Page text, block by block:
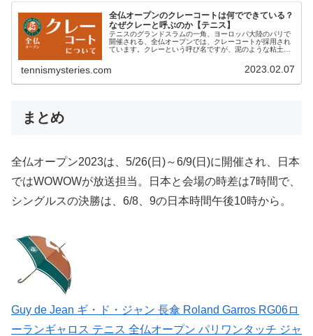
全仏オープンのクレーコートは何でできている？
なぜクレーと呼ぶのか【テニス】
テニスのグランドスラムの一角、ヨーロッパ大陸のパリで
開催される、全仏オープンでは、クレーコートが採用され
ています。クレーという呼び名ですが、泥のような粘土で
tennismysteries.com 2023.02.07
まとめ
全仏オープン2023は、5/26(日)～6/9(日)に開催され、日本
ではWOWOWが放送担当。日本と会場の時差は7時間で、
シングルスの決勝は、6/8、9の日本時間午後10時から。
Guy de Jean ギ・ド・ジャン 長傘 Roland Garros RG06ロ
ーランギャロス テニス 全仏オープン パリワンタッチ ジャ